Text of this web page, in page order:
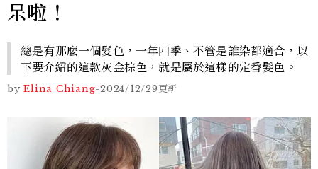
呆啦！
總是有那麼一個髮色，一年四季、不管是誰染都適合，以
下要介紹的這款灰金棕色，就是屬於這樣的定番髮色。
by Elina Chiang-2024/12/29更新